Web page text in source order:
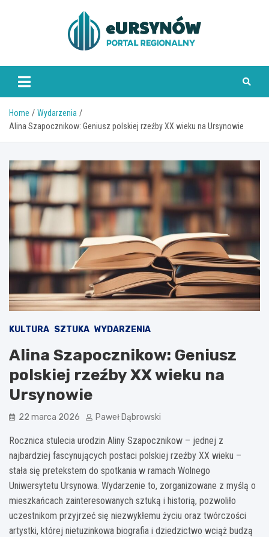
Home
Wydarzenia
Alina Szapocznikow: Geniusz polskiej rzeźby XX wieku na Ursynowie
KULTURA SZTUKA WYDARZENIA
Alina Szapocznikow: Geniusz
polskiej rzeźby XX wieku na
Ursynowie
22 marca 2026 Paweł Dąbrowski
Rocznica stulecia urodzin Aliny Szapocznikow – jednej z
najbardziej fascynujących postaci polskiej rzeźby XX wieku –
stała się pretekstem do spotkania w ramach Wolnego
Uniwersytetu Ursynowa. Wydarzenie to, zorganizowane z myślą o
mieszkańcach zainteresowanych sztuką i historią, pozwoliło
uczestnikom przyjrzeć się niezwykłemu życiu oraz twórczości
artystki, której nietuzinkowa biografia i dziedzictwo wciąż budzą